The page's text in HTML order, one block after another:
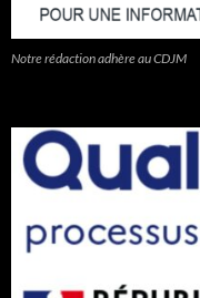
Notre rédaction adhère au CDJM